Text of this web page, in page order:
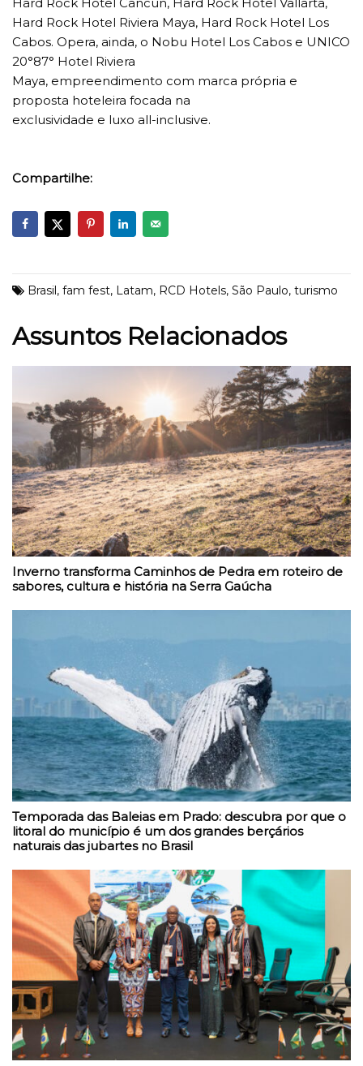
Hard Rock Hotel Riviera Maya, Hard Rock Hotel Los
Cabos. Opera, ainda, o Nobu Hotel Los Cabos e UNICO
20°87° Hotel Riviera
Maya, empreendimento com marca própria e
proposta hoteleira focada na
exclusividade e luxo all-inclusive.
Compartilhe:
Brasil , fam fest, Latam, RCD Hotels, São Paulo, turismo
Assuntos Relacionados
Inverno transforma Caminhos de Pedra em roteiro de
sabores, cultura e história na Serra Gaúcha
Temporada das Baleias em Prado: descubra por que o
litoral do município é um dos grandes berçários
naturais das jubartes no Brasil